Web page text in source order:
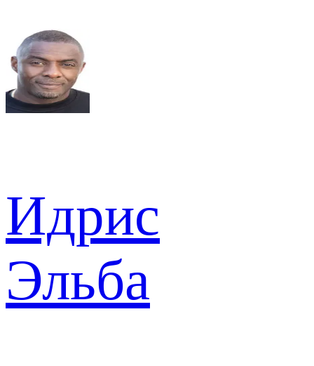
Идрис
Эльба